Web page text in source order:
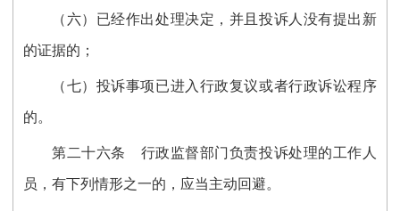
（六）已经作出处理决定，并且投诉人没有提出新
的证据的；
（七）投诉事项已进入行政复议或者行政诉讼程序
的。
第二十六条 行政监督部门负责投诉处理的工作人
员，有下列情形之一的，应当主动回避。